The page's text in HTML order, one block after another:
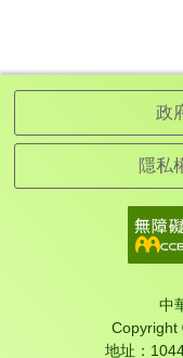
中
Copyright
地址：
政
隱私